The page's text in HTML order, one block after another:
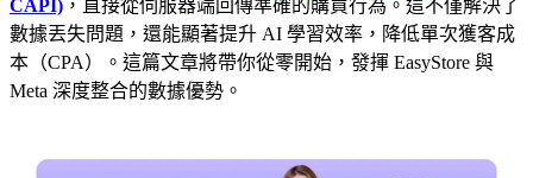
CAPI) ，直接從伺服器端回傳準確的購買行為。這不僅解決了
數據丟失問題，還能顯著提升 AI 學習效率，降低單次獲客成
本（CPA）。這篇文章將帶你從零開始，發揮 EasyStore 與
Meta 深度整合的數據優勢。